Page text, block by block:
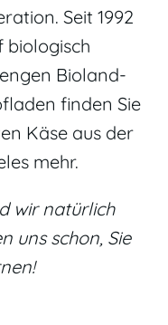
Seit 1992
biologisch
Bioland-
finden Sie
Käse aus der
mehr.
wir natürlich
uns schon, Sie